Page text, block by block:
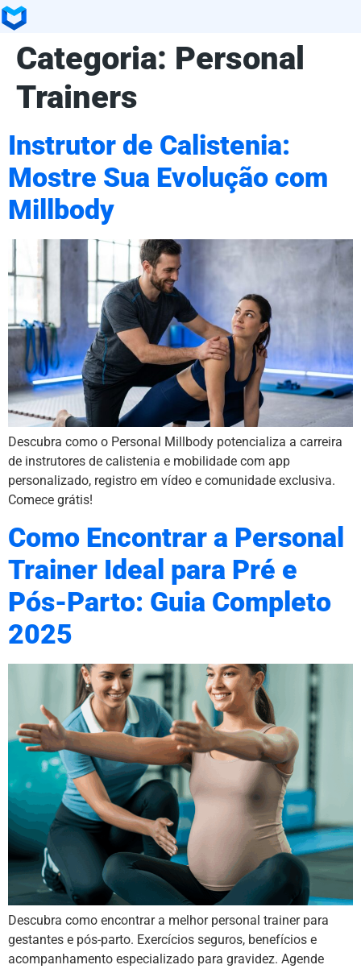
Categoria: Personal
Trainers
Instrutor de Calistenia:
Mostre Sua Evolução com
Millbody
Descubra como o Personal Millbody potencializa a carreira
de instrutores de calistenia e mobilidade com app
personalizado, registro em vídeo e comunidade exclusiva.
Comece grátis!
Como Encontrar a Personal
Trainer Ideal para Pré e
Pós-Parto: Guia Completo
2025
Descubra como encontrar a melhor personal trainer para
gestantes e pós-parto. Exercícios seguros, benefícios e
acompanhamento especializado para gravidez. Agende